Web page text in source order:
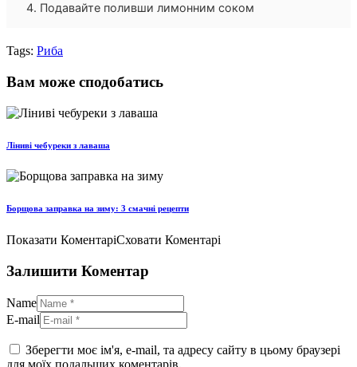
Подавайте поливши лимонним соком
Tags: Риба
Вам може сподобатись
Ліниві чебуреки з лаваша
Борщова заправка на зиму: 3 смачні рецепти
Показати КоментаріСховати Коментарі
Залишити Коментар
Name
E-mail
Зберегти моє ім'я, e-mail, та адресу сайту в цьому браузері
для моїх подальших коментарів.